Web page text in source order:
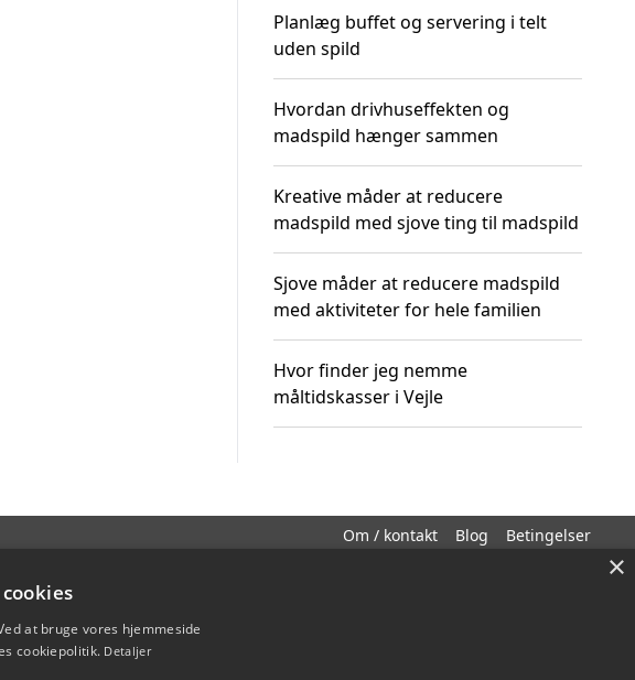
Planlæg buffet og servering i telt
uden spild
Hvordan drivhuseffekten og
madspild hænger sammen
Kreative måder at reducere
madspild med sjove ting til madspild
Sjove måder at reducere madspild
med aktiviteter for hele familien
Hvor finder jeg nemme
måltidskasser i Vejle
Om / kontakt Blog Betingelser
×
at bruge vores hjemmeside
cookiepolitik. Detaljer